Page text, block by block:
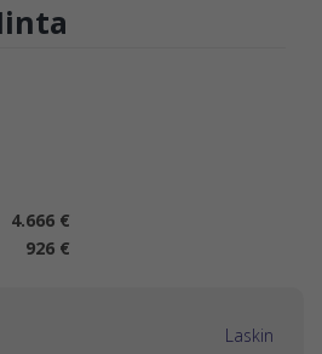
4.666 €
926 €
Laskin